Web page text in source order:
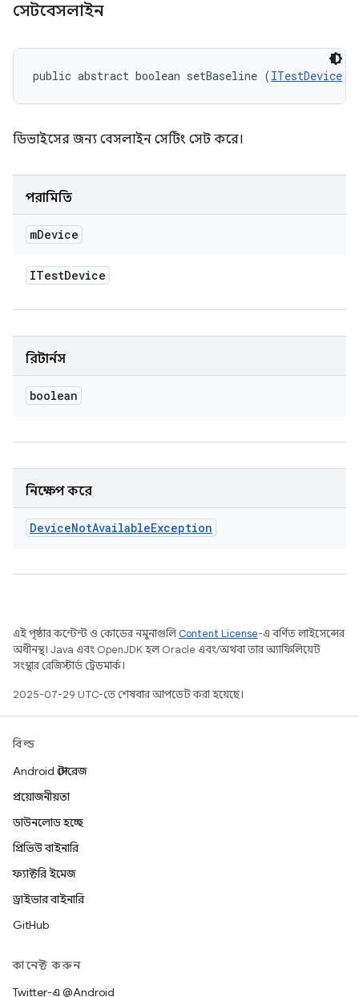
সেটবেসলাইন
public abstract boolean setBaseline (ITestDevice
ডিভাইসের জন্য বেসলাইন সেটিং সেট করে।
পরামিতি
mDevice
ITestDevice
রিটার্নস
boolean
নিক্ষেপ করে
DeviceNotAvailableException
এই পৃষ্ঠার কন্টেন্ট ও কোডের নমুনাগুলিContent License-এ বর্ণিত লাইসেন্সের
অধীনস্থ। Java এবং OpenJDK হল Oracle এবং/অথবা তার অ্যাফিলিয়েট
সংস্থার রেজিস্টার্ড ট্রেডমার্ক।
2025-07-29 UTC-তে শেষবার আপডেট করা হয়েছে।
বিল্ড
Android স্টোরেজ
প্রয়োজনীয়তা
ডাউনলোড হচ্ছে
প্রিভিউ বাইনারি
ফ্যাক্টরি ইমেজ
ড্রাইভার বাইনারি
GitHub
কানেক্ট করুন
Twitter-এ @Android